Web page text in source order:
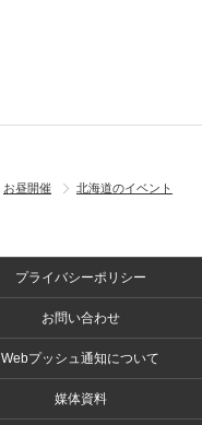
お昼開催
北海道のイベント
プライバシーポリシー
お問い合わせ
Webプッシュ通知について
媒体資料